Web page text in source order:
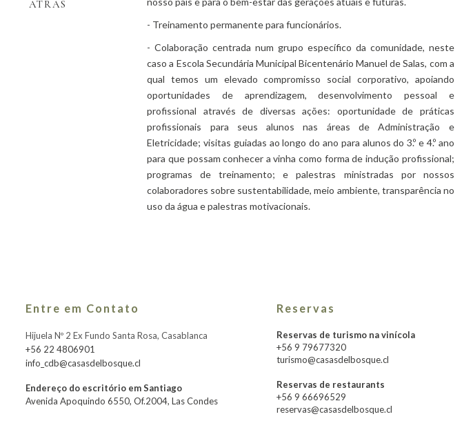
ATRAS
- Treinamento permanente para funcionários.
- Colaboração centrada num grupo específico da comunidade, neste
caso a Escola Secundária Municipal Bicentenário Manuel de Salas, com a
qual temos um elevado compromisso social corporativo, apoiando
oportunidades de aprendizagem, desenvolvimento pessoal e
profissional através de diversas ações: oportunidade de práticas
profissionais para seus alunos nas áreas de Administração e
Eletricidade; visitas guiadas ao longo do ano para alunos do 3.º e 4.º ano
para que possam conhecer a vinha como forma de indução profissional;
programas de treinamento; e palestras ministradas por nossos
colaboradores sobre sustentabilidade, meio ambiente, transparência no
uso da água e palestras motivacionais.
Entre em Contato
Hijuela Nº 2 Ex Fundo Santa Rosa, Casablanca
+56 22 4806901
info_cdb@casasdelbosque.cl
Endereço do escritório em Santiago
Avenida Apoquindo 6550, Of.2004, Las Condes
Reservas
Reservas de turismo na vinícola
+56 9 79677320
turismo@casasdelbosque.cl
Reservas de restaurants
+56 9 66696529
reservas@casasdelbosque.cl